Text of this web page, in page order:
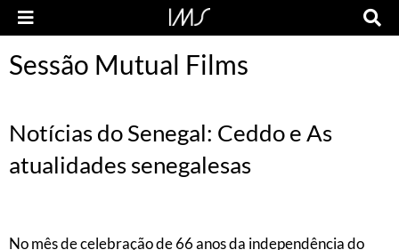
Sessão Mutual Films
Notícias do Senegal: Ceddo e As
atualidades senegalesas
No mês de celebração de 66 anos da independência do